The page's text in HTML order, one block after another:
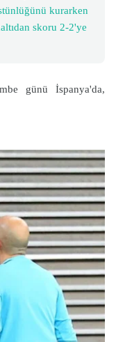
kurarken
skoru 2-2'ye
günü İspanya'da,